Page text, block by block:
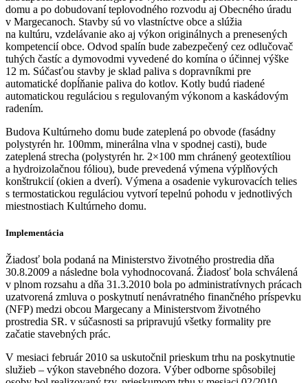
domu a po dobudovaní teplovodného rozvodu aj Obecného úradu
v Margecanoch. Stavby sú vo vlastníctve obce a slúžia
na kultúru, vzdelávanie ako aj výkon originálnych a prenesených
kompetencií obce. Odvod spalín bude zabezpečený cez odlučovač
tuhých častíc a dymovodmi vyvedené do komína o účinnej výške
12 m. Súčasťou stavby je sklad paliva s dopravníkmi pre
automatické dopĺňanie paliva do kotlov. Kotly budú riadené
automatickou reguláciou s regulovaným výkonom a kaskádovým
radením.
Budova Kultúrneho domu bude zateplená po obvode (fasádny
polystyrén hr. 100mm, minerálna vlna v spodnej casti), bude
zateplená strecha (polystyrén hr. 2×100 mm chránený geotextíliou
a hydroizolačnou fóliou), bude prevedená výmena výplňových
konštrukcií (okien a dverí). Výmena a osadenie vykurovacích telies
s termostatickou reguláciou vytvorí tepelnú pohodu v jednotlivých
miestnostiach Kultúrneho domu.
Implementácia
Žiadosť bola podaná na Ministerstvo životného prostredia dňa
30.8.2009 a následne bola vyhodnocovaná. Žiadosť bola schválená
v plnom rozsahu a dňa 31.3.2010 bola po administratívnych prácach
uzatvorená zmluva o poskytnutí nenávratného finančného príspevku
(NFP) medzi obcou Margecany a Ministerstvom životného
prostredia SR. v súčasnosti sa pripravujú všetky formality pre
začatie stavebných prác.
V mesiaci február 2010 sa uskutočnil prieskum trhu na poskytnutie
služieb – výkon stavebného dozora. Výber odborne spôsobilej